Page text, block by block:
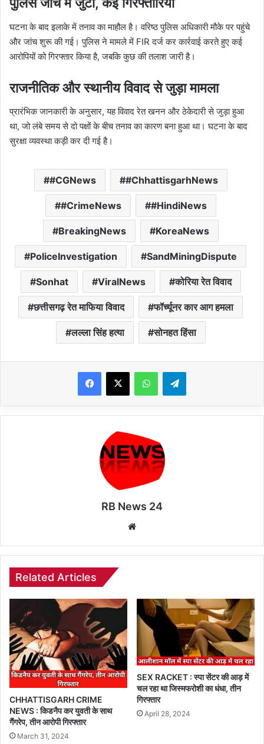
घटना के बाद इलाके में तनाव का माहौल है। वरिष्ठ पुलिस अधिकारी मौके पर पहुंचे
और जांच शुरू की गई। पुलिस ने मामले में FIR दर्ज कर कार्रवाई करते हुए कई
आरोपियों को गिरफ्तार किया है, जबकि कुछ की तलाश जारी है।
राजनीतिक और स्थानीय विवाद से जुड़ा मामला
प्रारंभिक जानकारी के अनुसार, यह विवाद रेत खनन और ठेकेदारी से जुड़ा हुआ
था, जो लंबे समय से दो पक्षों के बीच तनाव का कारण बना हुआ था। घटना के बाद
सुरक्षा व्यवस्था कड़ी कर दी गई है।
#CGNews #ChhattisgarhNews
#CrimeNews #HindiNews
BreakingNews KoreaNews
PoliceInvestigation SandMiningDispute
Sonhat ViralNews कोरिया रेत विवाद
छत्तीसगढ़ रेत माफिया विवाद फॉर्च्यूनर कार आग हमला
लल्ला सिंह हत्या सोनहत हिंसा
WhatsAppTelegram
RB News 24
Related Articles
CHHATTISGARH CRIME
NEWS : किडनैप कर युवती के साथ
गैंगरेप, तीन आरोपी गिरफ्तार
March 31, 2024
SEX RACKET : स्पा सेंटर की आड़ में
चल रहा था जिस्मफरोशी का धंधा, तीन
गिरफ्तार
April 28, 2024